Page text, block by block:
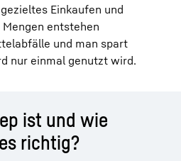
Einkaufen und
entstehen
und man spart
nur einmal genutzt wird.
ist und wie
richtig?